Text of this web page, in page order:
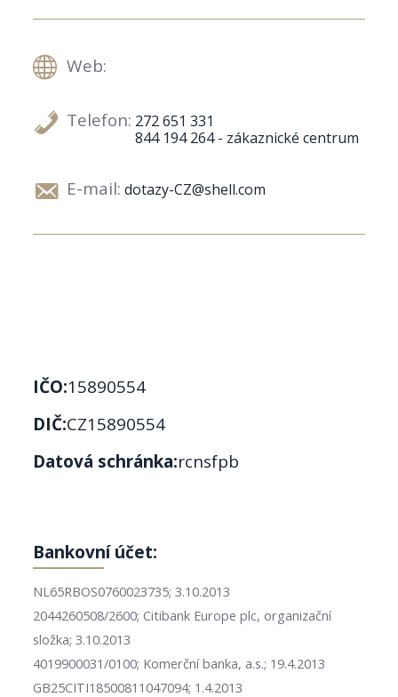
Web:
Telefon: 272 651 331
844 194 264 - zákaznické centrum
E-mail: dotazy-CZ@shell.com
IČO:15890554
DIČ:CZ15890554
Datová schránka:rcnsfpb
Bankovní účet:
NL65RBOS0760023735; 3.10.2013
2044260508/2600; Citibank Europe plc, organizační
složka; 3.10.2013
4019900031/0100; Komerční banka, a.s.; 19.4.2013
GB25CITI18500811047094; 1.4.2013